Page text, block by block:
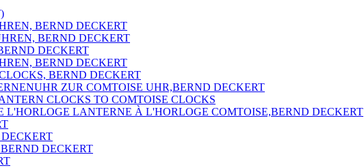
BERND DECKERT
BERND DECKERT
DECKERT
BERND DECKERT
BERND DECKERT
ZUR COMTOISE UHR,BERND DECKERT
CLOCKS TO COMTOISE CLOCKS
L'HORLOGE LANTERNE À L'HORLOGE COMTOISE,BERND DECKERT
DECKERT